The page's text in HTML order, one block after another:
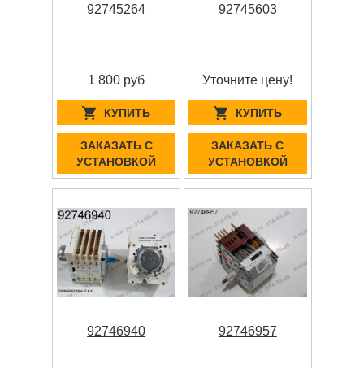
92745264
1 800 руб
КУПИТЬ
ЗАКАЗАТЬ С
УСТАНОВКОЙ
92745603
Уточните цену!
КУПИТЬ
ЗАКАЗАТЬ С
УСТАНОВКОЙ
92746940 92746957